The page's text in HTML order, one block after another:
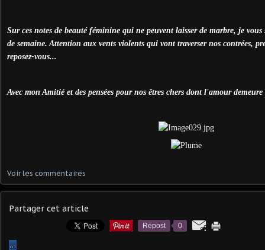
Sur ces notes de beauté féminine qui ne peuvent laisser de marbre, je
de semaine. Attention aux vents violents qui vont traverser nos contrées,
reposez-vous...
Avec mon Amitié et des pensées pour nos êtres chers dont l'amour
Voir les commentaires
Partager cet article
Repost 0
…